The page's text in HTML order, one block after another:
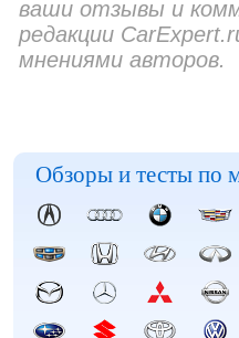
ваши отзывы и
редакции
мнениями авторов.
Обзоры и тесты по